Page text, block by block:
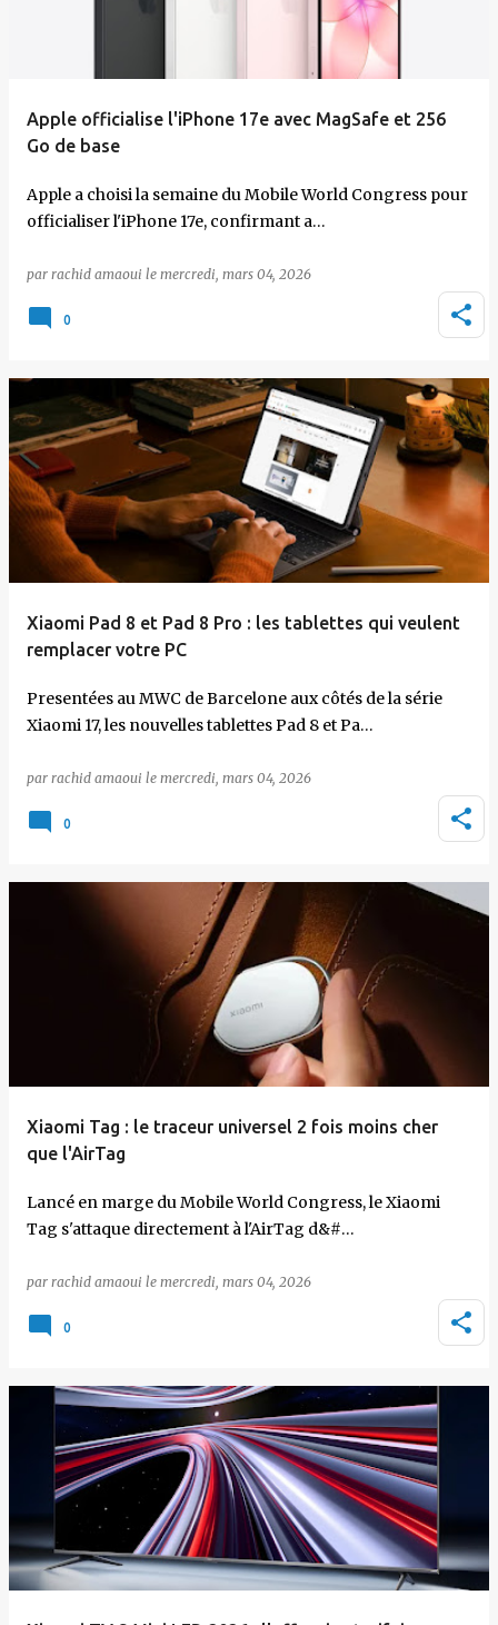
Apple officialise l'iPhone 17e avec MagSafe et 256
Go de base
Apple a choisi la semaine du Mobile World Congress pour
officialiser l'iPhone 17e, confirmant a…
par rachid amaoui le mercredi, mars 04, 2026
0
Xiaomi Pad 8 et Pad 8 Pro : les tablettes qui veulent
remplacer votre PC
Presentées au MWC de Barcelone aux côtés de la série
Xiaomi 17, les nouvelles tablettes Pad 8 et Pa…
par rachid amaoui le mercredi, mars 04, 2026
0
Xiaomi Tag : le traceur universel 2 fois moins cher
que l'AirTag
Lancé en marge du Mobile World Congress, le Xiaomi
Tag s'attaque directement à l'AirTag d&#…
par rachid amaoui le mercredi, mars 04, 2026
0